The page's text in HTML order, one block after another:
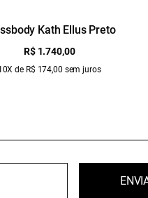
Kath Ellus Preto
R$ 1.740,00
de R$ 174,00 sem juros